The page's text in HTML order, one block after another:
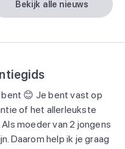
bekijk alle nieuws
😊 Je bent vast op
of het allerleukste
moeder van 2 jongens
Daarom help ik je graag